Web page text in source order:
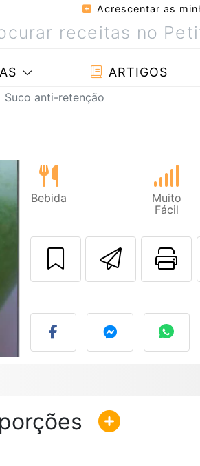
Acrescentar as
ARTIGOS
Suco anti-retenção
Bebida
Muito
Fácil